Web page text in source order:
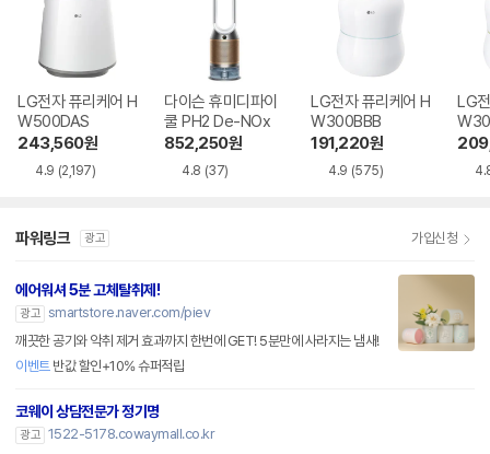
LG전자 퓨리케어 H
W500DAS
243,560원
4.9 (2,197)
다이슨 휴미디파이
쿨 PH2 De-NOx
852,250원
4.8 (37)
LG전자 퓨리케어 H
W300BBB
191,220원
4.9 (575)
LG
파워링크 광고 가입신청
에어워셔 5분 고체탈취제!
광고 smartstore.naver.com/piev
깨끗한 공기와 악취 제거 효과까지 한번에 GET! 5분만에 사라지는 냄새!
이벤트반값 할인+10% 슈퍼적립
코웨이 상담전문가 정기명
광고 1522-5178.cowaymall.co.kr